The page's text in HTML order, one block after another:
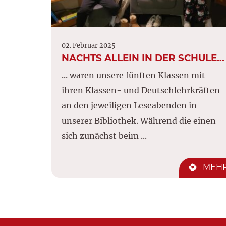
02. Februar 2025
NACHTS ALLEIN IN DER SCHULE…
... waren unsere fünften Klassen mit
ihren Klassen- und Deutschlehrkräften
an den jeweiligen Leseabenden in
unserer Bibliothek. Während die einen
sich zunächst beim ...